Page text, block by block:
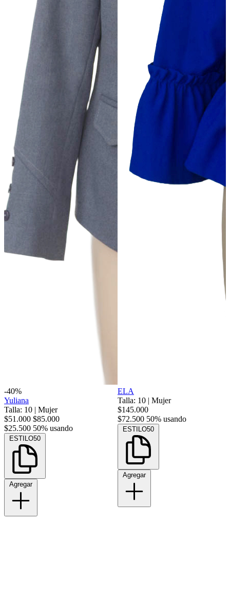
-40%
Yuliana
Talla: 10 | Mujer
$51.000 $85.000
$25.500 50% usando
ESTILO50
Agregar
ELA
Talla: 10 | Mujer
$145.000
$72.500 50% usando
ESTILO50
Agregar